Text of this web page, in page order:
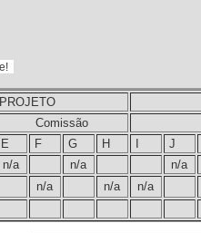
Comissão
E F G H
J
n/a n/a
n/a
n/a n/a
n/a